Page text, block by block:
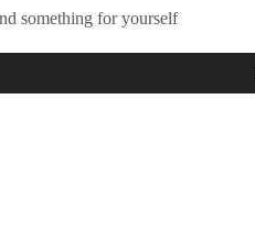
something for yourself!